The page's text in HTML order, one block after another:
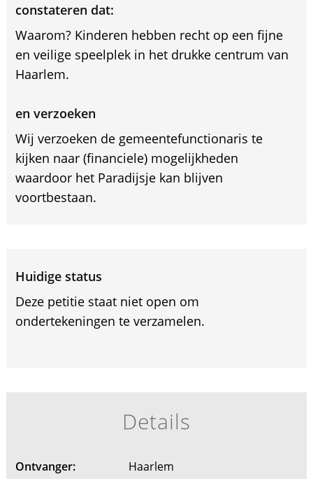
constateren dat:
Waarom? Kinderen hebben recht op een fijne
en veilige speelplek in het drukke centrum van
Haarlem.
en verzoeken
Wij verzoeken de gemeentefunctionaris te
kijken naar (financiele) mogelijkheden
waardoor het Paradijsje kan blijven
voortbestaan.
Huidige status
Deze petitie staat niet open om
ondertekeningen te verzamelen.
Details
Ontvanger:
Haarlem